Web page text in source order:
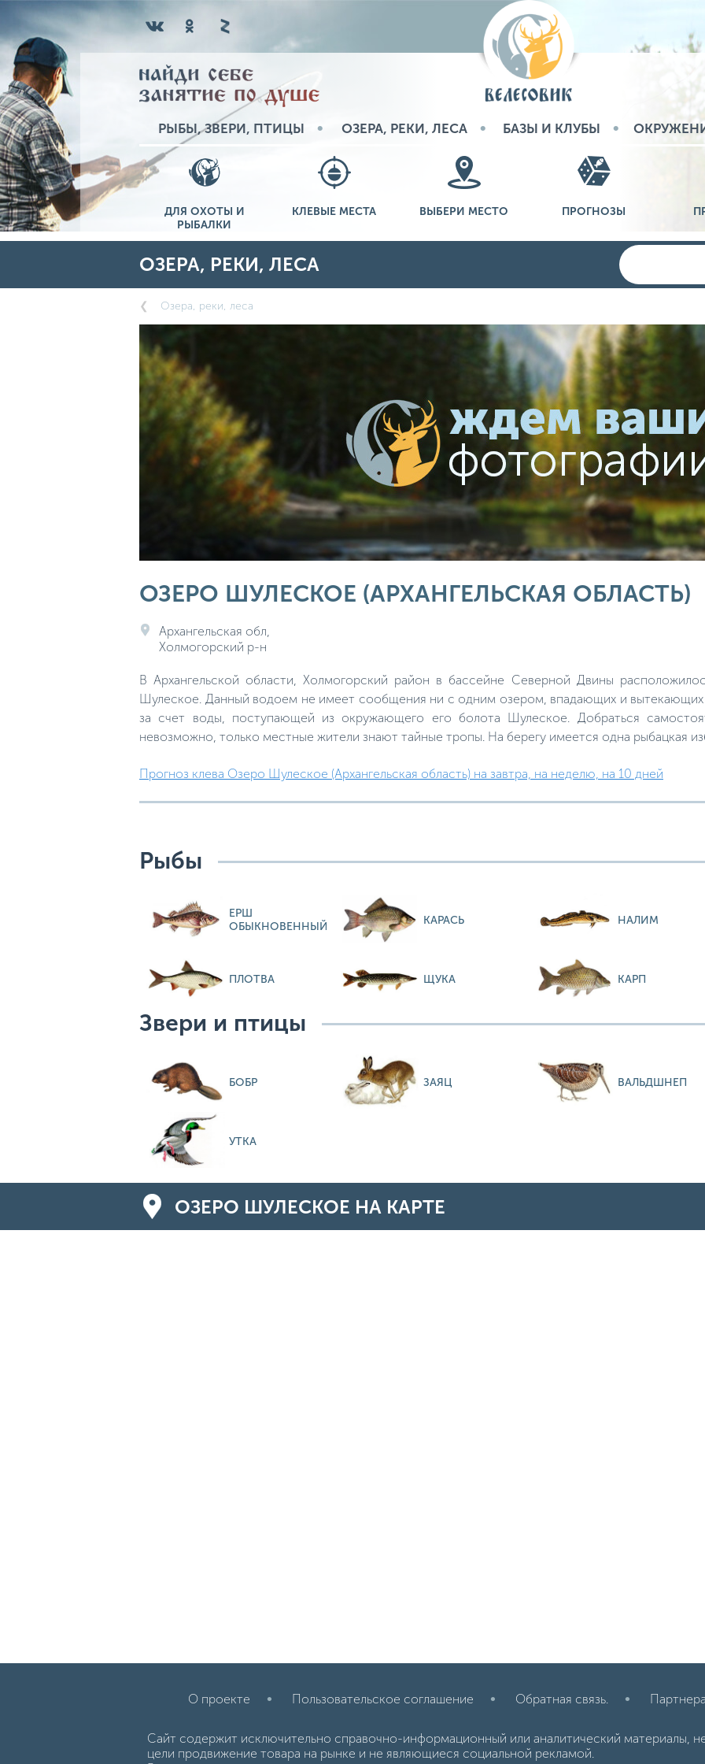
РЫБЫ, ЗВЕРИ, ПТИЦЫ ОЗЕРА, РЕКИ, ЛЕСА БАЗЫ И КЛУБЫ
ДЛЯ ОХОТЫ И
РЫБАЛКИ
КЛЕВЫЕ МЕСТА ВЫБЕРИ МЕСТО ПРОГНОЗЫ
ОЗЕРА, РЕКИ, ЛЕСА
Озера, реки, леса
ОЗЕРО ШУЛЕСКОЕ (АРХАНГЕЛЬСКАЯ ОБЛАСТЬ)
Архангельская обл,
Холмогорский р-н
В Архангельской области, Холмогорский район в бассейне Северной Двины
Шулеское. Данный водоем не имеет сообщения ни с одним озером, впадающих и вытекающих
за счет воды, поступающей из окружающего его болота Шулеское. Добраться
невозможно, только местные жители знают тайные тропы. На берегу имеется одна рыбацкая
Прогноз клева Озеро Шулеское (Архангельская область) на завтра, на неделю, на 10 дней
Рыбы
ЕРШ
ОБЫКНОВЕННЫЙ
КАРАСЬ НАЛИМ
ПЛОТВА ЩУКА КАРП
Звери и птицы
БОБР ЗАЯЦ ВАЛЬДШНЕП
УТКА
ОЗЕРО ШУЛЕСКОЕ НА КАРТЕ
О проекте Пользовательское соглашение Обратная связь.
Сайт содержит исключительно справочно-информационный или аналитический материалы,
цели продвижение товара на рынке и не являющиеся социальной рекламой.